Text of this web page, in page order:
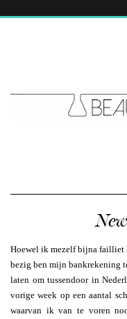
Hoewel ik mezelf bijna failliet
bezig ben mijn bankrekening
laten om tussendoor in
vorige week op een aantal
waarvan ik van te voren